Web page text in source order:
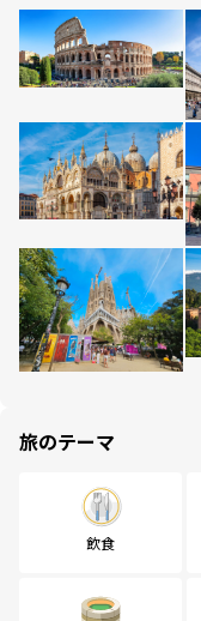
旅のテーマ
飲食